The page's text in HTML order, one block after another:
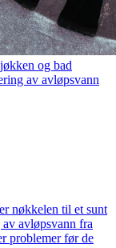
og bad
av avløpsvann
nøkkelen til et sunt
avløpsvann fra
problemer før de